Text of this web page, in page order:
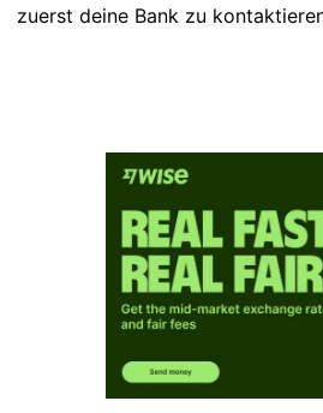
zuerst deine Bank zu